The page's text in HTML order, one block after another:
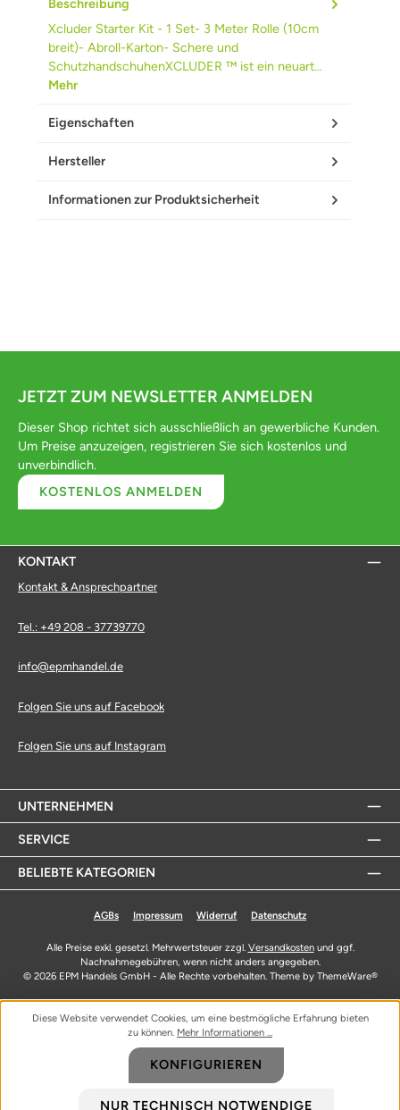
Beschreibung
Xcluder Starter Kit - 1 Set- 3 Meter Rolle (10cm
breit)- Abroll-Karton- Schere und
SchutzhandschuhenXCLUDER ™ ist ein neuart…
Mehr
Eigenschaften
Hersteller
Informationen zur Produktsicherheit
JETZT ZUM NEWSLETTER ANMELDEN
Dieser Shop richtet sich ausschließlich an gewerbliche Kunden.
Um Preise anzuzeigen, registrieren Sie sich kostenlos und
unverbindlich.
KOSTENLOS ANMELDEN
KONTAKT
Kontakt & Ansprechpartner
Tel.: +49 208 - 37739770
info@epmhandel.de
Folgen Sie uns auf Facebook
Folgen Sie uns auf Instagram
UNTERNEHMEN
SERVICE
BELIEBTE KATEGORIEN
AGBs Impressum Widerruf Datenschutz
Alle Preise exkl. gesetzl. Mehrwertsteuer zzgl. Versandkostenund ggf.
Nachnahmegebühren, wenn nicht anders angegeben.
© 2026 EPM Handels GmbH - Alle Rechte vorbehalten. Theme by ThemeWare®
Diese Website verwendet Cookies, um eine bestmögliche Erfahrung bieten
zu können. Mehr Informationen ...
NUR TECHNISCH NOTWENDIGE
KONFIGURIEREN